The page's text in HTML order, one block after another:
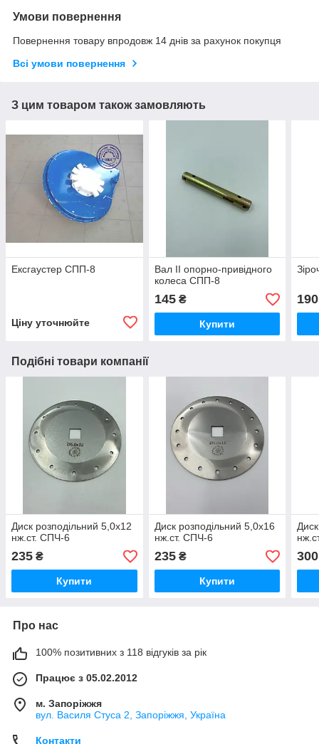
Умови повернення
Повернення товару впродовж 14 днів за рахунок покупця
Всі умови повернення
З цим товаром також замовляють
Ексгаустер СПП-8
Ціну уточнюйте
Вал II опорно-привідного
колеса СПП-8
145₴
Купити
190
Подібні товари компанії
Диск розподільний 5,0х12
нж.ст. СПЧ-6
235 ₴
Купити
Диск розподільний 5,0х16
нж.ст. СПЧ-6
235₴
Купити
300
Про нас
100% позитивних з 118 відгуків за рік
Працює з 05.02.2012
м. Запоріжжя
вул. Василя Стуса 2, Запоріжжя, Україна
Контакти